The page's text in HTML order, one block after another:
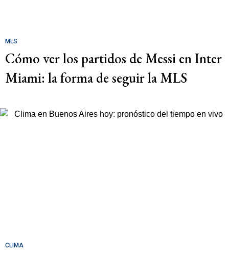
MLS
Cómo ver los partidos de Messi en Inter
Miami: la forma de seguir la MLS
CLIMA